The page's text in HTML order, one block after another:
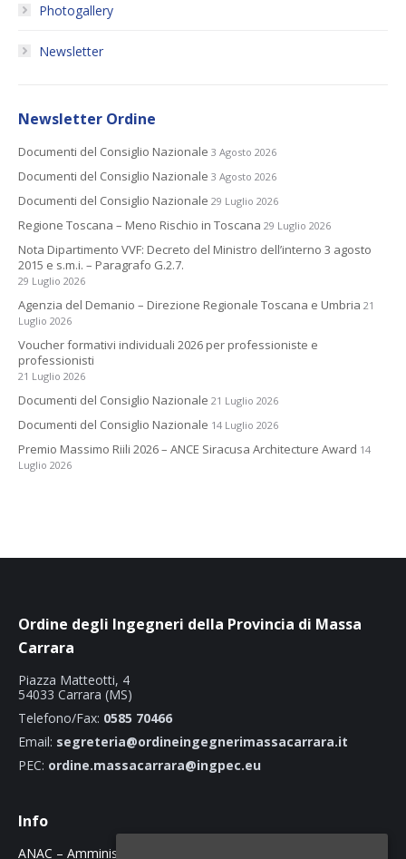
Photogallery
Newsletter
Newsletter Ordine
Documenti del Consiglio Nazionale 3 Agosto 2026
Documenti del Consiglio Nazionale 3 Agosto 2026
Documenti del Consiglio Nazionale 29 Luglio 2026
Regione Toscana – Meno Rischio in Toscana 29 Luglio 2026
Nota Dipartimento VVF: Decreto del Ministro dell’interno 3 agosto
2015 e s.m.i. – Paragrafo G.2.7.
29 Luglio 2026
Agenzia del Demanio – Direzione Regionale Toscana e Umbria 21
Luglio 2026
Voucher formativi individuali 2026 per professioniste e
professionisti
21 Luglio 2026
Documenti del Consiglio Nazionale 21 Luglio 2026
Documenti del Consiglio Nazionale 14 Luglio 2026
Premio Massimo Riili 2026 – ANCE Siracusa Architecture Award 14
Luglio 2026
Ordine degli Ingegneri della Provincia di Massa
Carrara
Piazza Matteotti, 4
54033 Carrara (MS)
Telefono/Fax: 0585 70466
Email: segreteria@ordineingegnerimassacarrara.it
PEC: ordine.massacarrara@ingpec.eu
Info
ANAC – Amministrazione Trasparente